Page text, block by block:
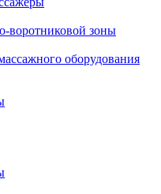
воротниковой зоны
оборудования